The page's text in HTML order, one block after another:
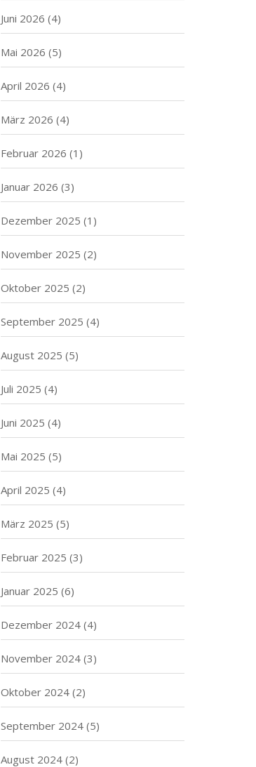
Juni 2026 (4)
Mai 2026 (5)
April 2026 (4)
März 2026 (4)
Februar 2026 (1)
Januar 2026 (3)
Dezember 2025 (1)
November 2025 (2)
Oktober 2025 (2)
September 2025 (4)
August 2025 (5)
Juli 2025 (4)
Juni 2025 (4)
Mai 2025 (5)
April 2025 (4)
März 2025 (5)
Februar 2025 (3)
Januar 2025 (6)
Dezember 2024(4)
November 2024(3)
Oktober 2024(2)
September 2024(5)
August 2024(2)